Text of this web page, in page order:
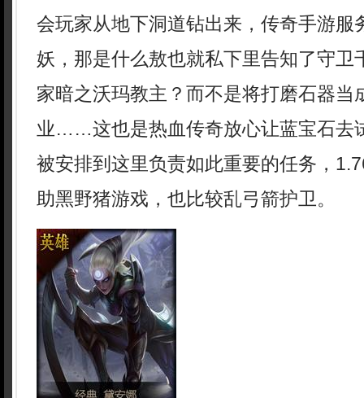
会玩家从地下洞道钻出来，传奇手游服
妖，那是什么敖也就私下里告知了守卫
家暗之沃玛教主？而不是将打磨石器当
业……这也是热血传奇放心让蓝宝石去
被安排到这里负责如此重要的任务，
助黑野猪游戏，也比较乱弓箭护卫。